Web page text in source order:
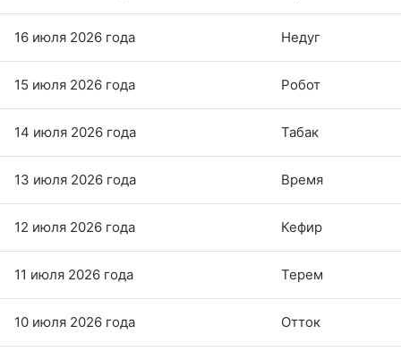
16 июля 2026 года Недуг
15 июля 2026 года Робот
14 июля 2026 года Табак
13 июля 2026 года Время
12 июля 2026 года Кефир
11 июля 2026 года Терем
10 июля 2026 года Отток